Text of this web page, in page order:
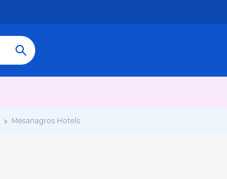
Mesanagros Hotels